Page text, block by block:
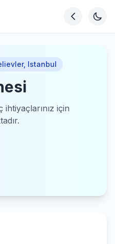
, Istanbul
ihtiyaçlarınız için